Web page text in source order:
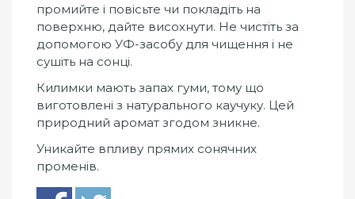
промийте і повісьте чи покладіть на
поверхню, дайте висохнути. Не чистіть за
допомогою УФ-засобу для чищення і не
сушіть на сонці.
Килимки мають запах гуми, тому що
виготовлені з натурального каучуку. Цей
природний аромат згодом зникне.
Уникайте впливу прямих сонячних
променів.